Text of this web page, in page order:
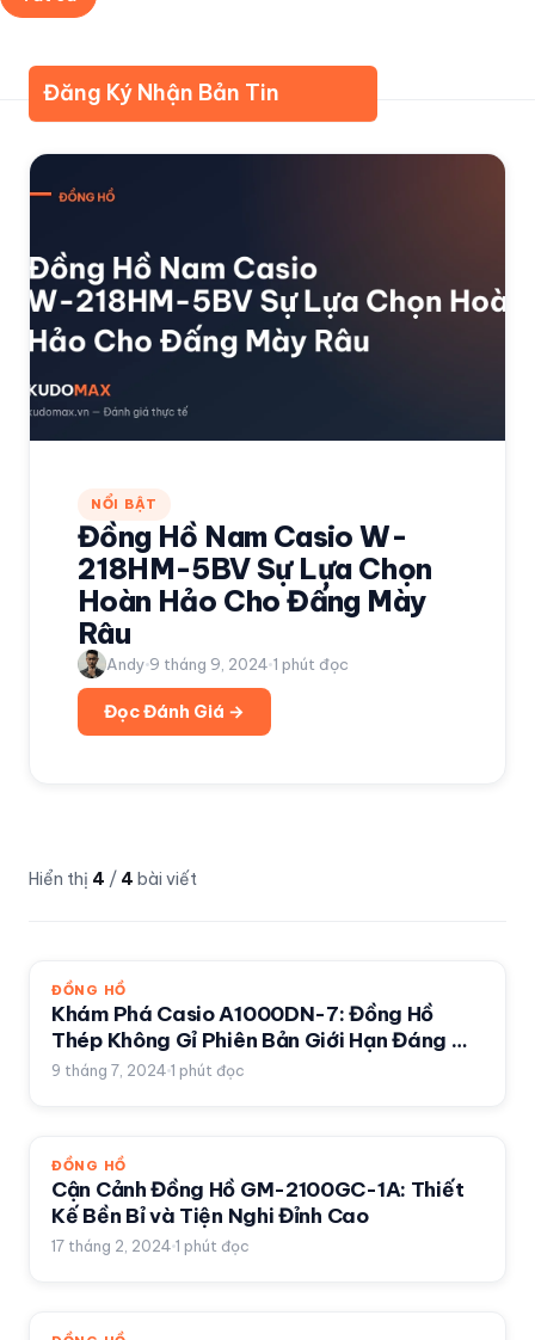
Đăng Ký Nhận Bản Tin
NỔI BẬT
Đồng Hồ Nam Casio W-
218HM-5BV Sự Lựa Chọn
Hoàn Hảo Cho Đấng Mày
Râu
Andy 9 tháng 9, 2024 1 phút đọc
Đọc Đánh Giá →
Hiển thị 4 / 4 bài viết
ĐỒNG HỒ
Khám Phá Casio A1000DN-7: Đồng Hồ
Thép Không Gỉ Phiên Bản Giới Hạn Đáng Mơ
Ước 2024
9 tháng 7, 2024 1 phút đọc
ĐỒNG HỒ
Cận Cảnh Đồng Hồ GM-2100GC-1A: Thiết
Kế Bền Bỉ và Tiện Nghi Đỉnh Cao
17 tháng 2, 2024 1 phút đọc